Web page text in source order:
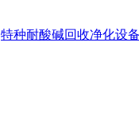
特种耐酸碱回收净化设备